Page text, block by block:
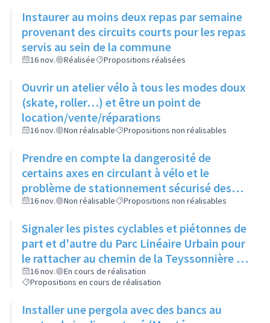
Instaurer au moins deux repas par semaine
provenant des circuits courts pour les repas
servis au sein de la commune
16 nov. Réalisée Propositions réalisées
Ouvrir un atelier vélo à tous les modes doux
(skate, roller…) et être un point de
location/vente/réparations
16 nov. Non réalisable Propositions non réalisables
Prendre en compte la dangerosité de
certains axes en circulant à vélo et le
problème de stationnement sécurisé des
vélos avant d'ouvrir un atelier vélo
16 nov. Non réalisable Propositions non réalisables
Signaler les pistes cyclables et piétonnes de
part et d'autre du Parc Linéaire Urbain pour
le rattacher au chemin de la Teyssonnière et
à la route de Genève
16 nov.
En cours de réalisation
Propositions en cours de réalisation
Installer une pergola avec des bancs au